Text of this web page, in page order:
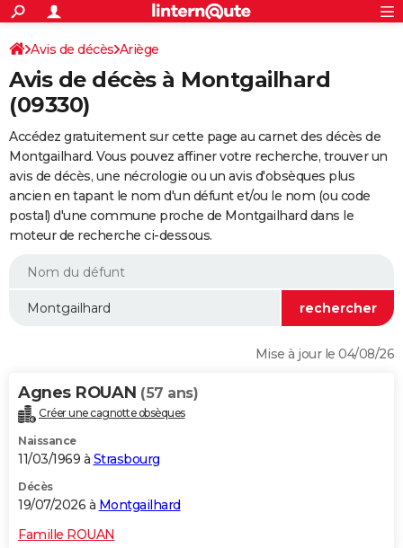
ACTUALITÉS
Politique
Société
Faits Divers
Education
Monde
Villes
+
SPORT
Coupe du monde 2026
Football
Tennis
Cyclisme
Rugby
Forum
FINANCE
Retraite
Impôts
Epargne
Immobilier
Risques naturels par ville
Banque
Assurance
Crédit
AUTO
Essais
Réserver un essai
Citadines
Berlines
SUV
Forum auto
+
HIGH-TECH
Mobiles
Meilleur smartphone
Internet
Ordinateurs
Jeux vidéo
Guide high-tech
+BRICOLAGE
Forum
Aménagement intérieur
Extérieur
Cuisine
Salle de bains
Jardinage
Rangement
WEEK-END
Guides de France
Escapades
Patrimoine
Expositions
Musées
Week-end nature
LIFESTYLE
Alimentation
Guide de la santé
Maladies
Médicaments
Sommeil
VOYAGE
Destinations
City break
Voyage nature
Voyage de noces
Forum
Climat
+PHOTO
GUIDES D'ACHAT
BONS PLANS
CARTE DE VOEUX
Avis de décès Ariège
Avis de décès à Montgailhard
(09330)
Accédez gratuitement sur cette page au carnet des décès de
Montgailhard. Vous pouvez affiner votre recherche, trouver un
avis de décès, une nécrologie ou un avis d'obsèques plus
ancien en tapant le nom d'un défunt et/ou le nom (ou code
postal) d'une commune proche de Montgailhard dans le
moteur de recherche ci-dessous.
Mise à jour le 04/08/26
Agnes ROUAN (57 ans)
Créer une cagnotte obsèques
Naissance
11/03/1969 à Strasbourg
Décès
19/07/2026 à Montgailhard
Famille ROUAN